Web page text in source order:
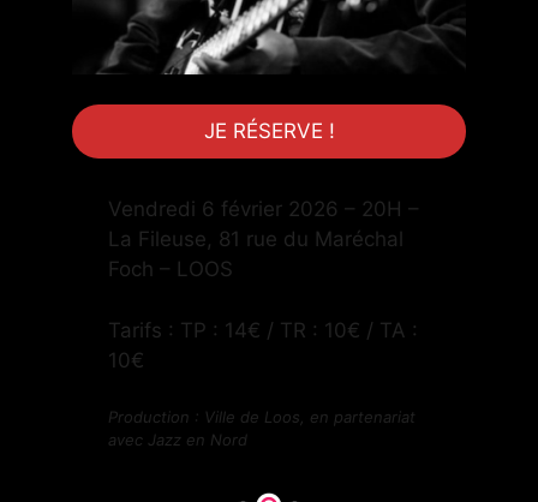
JE RÉSERVE !
Vendredi 6 février 2026 – 20H –
La Fileuse, 81 rue du Maréchal
Foch – LOOS
Tarifs : TP : 14€ / TR : 10€ / TA :
10€
Production : Ville de Loos, en partenariat
avec Jazz en Nord